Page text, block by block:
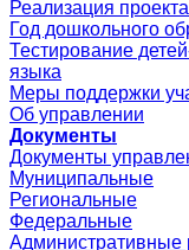
Реализация
Год дошкольного
Тестирование
языка
Меры поддержки
Об управлении
Документы
Документы
Муниципальные
Региональные
Федеральные
Административные